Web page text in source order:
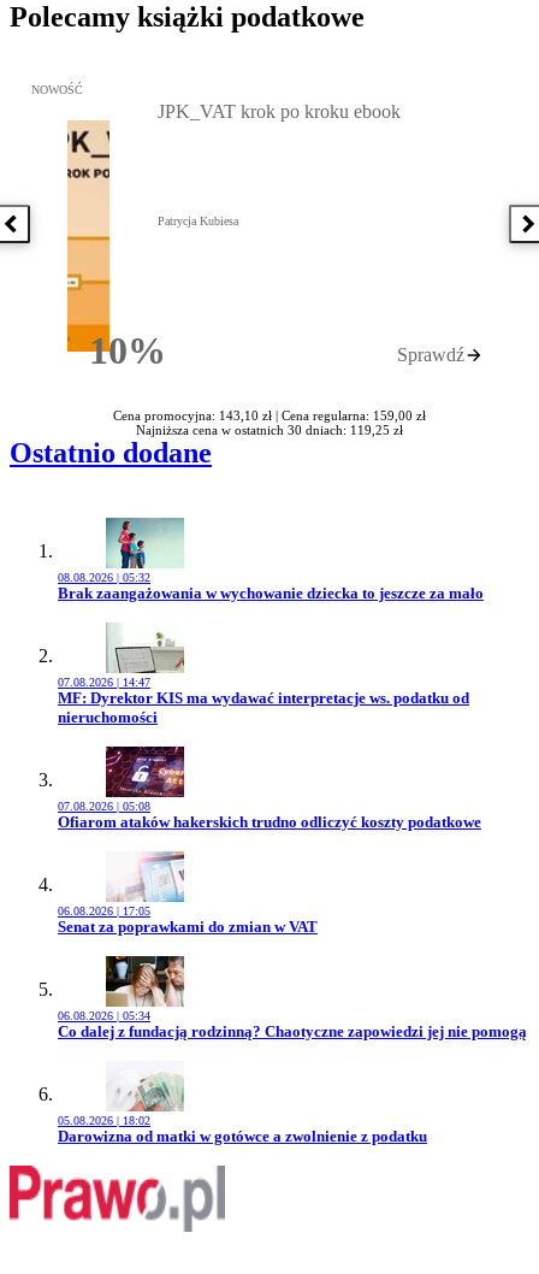
Polecamy książki podatkowe
Poprzednia książka
Przejdź do: JPK_VAT krok po kroku ebook, Patrycja Kubiesa -
NOWOŚĆ
10%Rabatu
JPK_VAT krok po kroku ebook
Patrycja Kubiesa
Sprawdź
Cena promocyjna: 143,10 zł | Cena regularna: 159,00 zł
Najniższa cena w ostatnich 30 dniach: 119,25 zł
Ostatnio dodane
08.08.2026 | 05:32
Przejdź do artykułu:
Brak zaangażowania w wychowanie dziecka to jeszcze za mało
07.08.2026 | 14:47
Przejdź do artykułu:
MF: Dyrektor KIS ma wydawać interpretacje ws. podatku od
nieruchomości
07.08.2026 | 05:08
Przejdź do artykułu:
Ofiarom ataków hakerskich trudno odliczyć koszty podatkowe
06.08.2026 | 17:05
Przejdź do artykułu:
Senat za poprawkami do zmian w VAT
06.08.2026 | 05:34
Przejdź do artykułu:
Co dalej z fundacją rodzinną? Chaotyczne zapowiedzi jej nie pomogą
05.08.2026 | 18:02
Przejdź do artykułu:
Darowizna od matki w gotówce a zwolnienie z podatku